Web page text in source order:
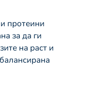
протеини
за да ги
на раст и